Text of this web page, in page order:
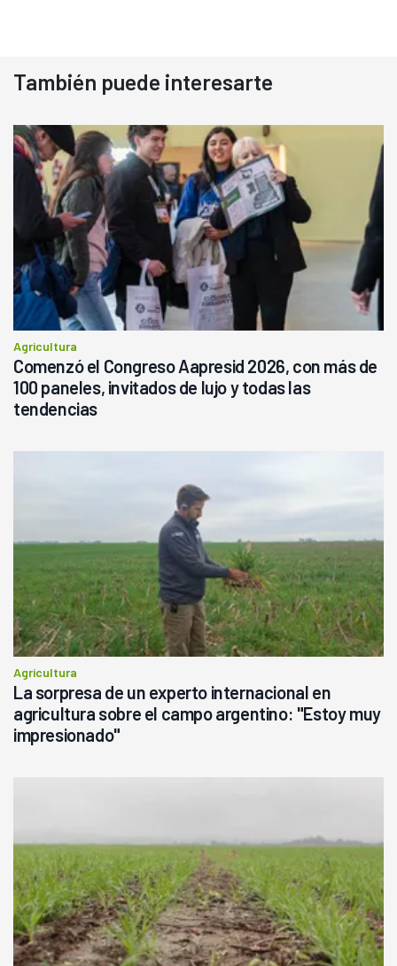
También puede interesarte
Agricultura
Comenzó el Congreso Aapresid 2026, con más de
100 paneles, invitados de lujo y todas las
tendencias
Agricultura
La sorpresa de un experto internacional en
agricultura sobre el campo argentino: "Estoy muy
impresionado"